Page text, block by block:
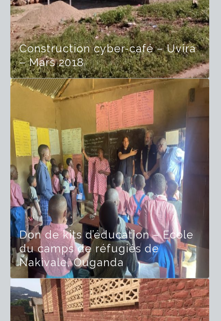
Construction cyber-café – Uvira
– Mars 2018
Don de kits d’éducation – Ecole
du camps de réfugiés de
Nakivale, Ouganda